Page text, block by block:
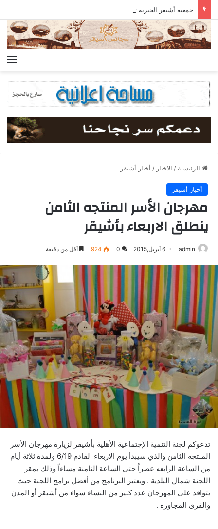
الرئيسية / الاخبار / أخبار أشيقر
أخبار أشيقر
مهرجان الأسر المنتجه الثامن
ينطلق الاربعاء بأشيقر
admin 6 أبريل,2015 0
924 أقل من دقيقة
تدعوكم لجنة التنمية الإجتماعية الأهلية بأشيقر لزيارة مهرجان الأسر
المنتجه الثامن والذي سيبدأ يوم الاربعاء القادم 6/19 ولمدة ثلاثة أيام
من الساعة الرابعه عصراُ حتى الساعة الثامنة مساءاً وذلك بمقر
اللجنة شمال البلدية . ويعتبر البرنامج من أفضل برامج اللجنة جيث
يتوافد على المهرجان عدد كبير من النساء سواء من أشيقر أو المدن
والقرى المجاوره .